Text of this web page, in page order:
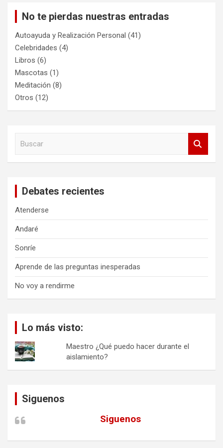
No te pierdas nuestras entradas
Autoayuda y Realización Personal (41)
Celebridades (4)
Libros (6)
Mascotas (1)
Meditación (8)
Otros (12)
Debates recientes
Atenderse
Andaré
Sonríe
Aprende de las preguntas inesperadas
No voy a rendirme
Lo más visto:
Maestro ¿Qué puedo hacer durante el
aislamiento?
Siguenos
Siguenos